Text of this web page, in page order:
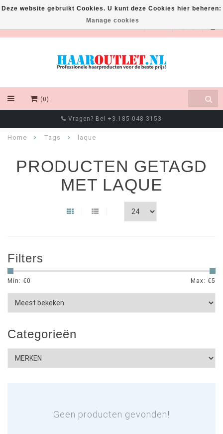
EUR
(0)
Vragen? Bel +3.185-048 3153
Home Tags laque
PRODUCTEN GETAGD
MET LAQUE
Filters
Min: €0 Max: €5
Categorieën
Geen producten gevonden!
Deze website gebruikt Cookies. U kunt deze Cookies hier beheren:
Manage cookies